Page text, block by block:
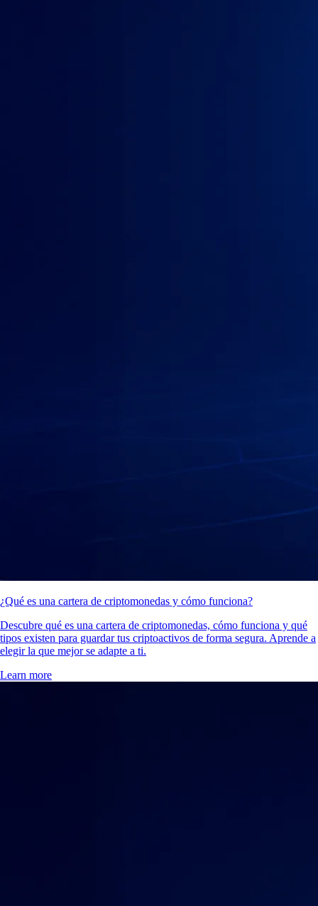
¿Qué es una cartera de criptomonedas y cómo funciona?
Descubre qué es una cartera de criptomonedas, cómo funciona y qué
tipos existen para guardar tus criptoactivos de forma segura. Aprende a
elegir la que mejor se adapte a ti.
Learn more